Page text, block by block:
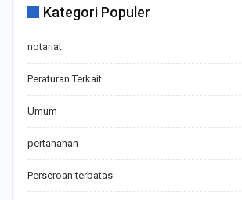
Kategori Populer
notariat
Peraturan Terkait
Umum
pertanahan
Perseroan terbatas